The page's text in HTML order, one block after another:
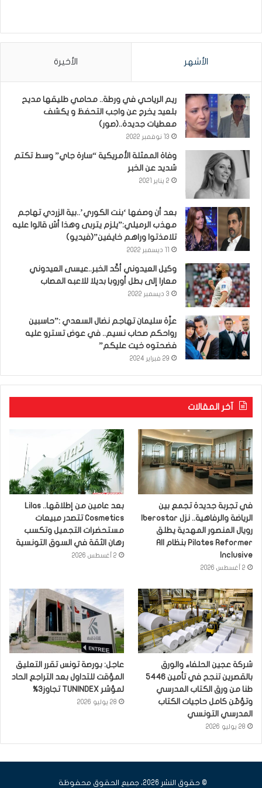
الأشهر الأخيرة
ريم الرياحي في ورطة.. محامي طليقها مديح
بلعيد يخرج عن واجب التحفظ و يكشف
معطيات جديدة..(صور)
13 نوفمبر 2022
وفاة الممثلة الأمريكية “سارة جاي” وسط تكتم
شديد عن الخبر
2 يناير 2021
بعد أن وصفها ‘بنت الكوري’..بية الزردي تهاجم
مهذب الرميلي:”يلزم يتربى وهذا أش قالوا عليه
تلامذتوا وراهم خايفين”(فيديو)
وكيل العيدوني أكّد الخبر..عيسى العيدوني
معارا إلى بطل أوروبا بديلا للاعبه المصاب
3 ديسمبر 2022
عزّة سليمان تهاجم نضال السعدي :”حاسبين
رواحكم صحاب نسيم.. في عوض تسترو عليه
فضحتوه خيت عليكم”
29 فبراير 2024
آخر المقالات
في تجربة جديدة تجمع بين
رويال المنصور المهدية يطلق
Pilates Reformer بنظام All
Inclusive
2 أغسطس 2026
بعد عامين من إطلاقها.. Lilas
Cosmetics تتصدر مبيعات
مستحضرات التجميل وتكسب
رهان الثقة في السوق التونسية
2 أغسطس 2026
شركة عجين الحلفاء والورق
بالقصرين تنجح في تأمين 5446
طنا من ورق الكتاب المدرسي
وتؤمّن كامل حاجيات الكتاب
المدرسي التونسي
28 يوليو 2026
عاجل: بورصة تونس تقرر التعليق
المؤقت للتداول بعد التراجع الحاد
لمؤشر TUNINDEX تجاوز3%
28 يوليو 2026
© حقوق النشر 2026، جميع الحقوق محفوظة